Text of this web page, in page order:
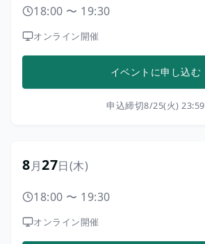
18:00 〜 19:30
オンライン開催
イベントに申し込む
申込締切8/25(火) 23:59
8月27日(木)
18:00 〜 19:30
オンライン開催